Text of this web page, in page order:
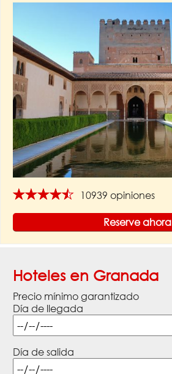
★★★★★ 10939 opiniones
Reserve ahora
Hoteles en Granada
Precio mínimo garantizado
Día de llegada
Día de salida